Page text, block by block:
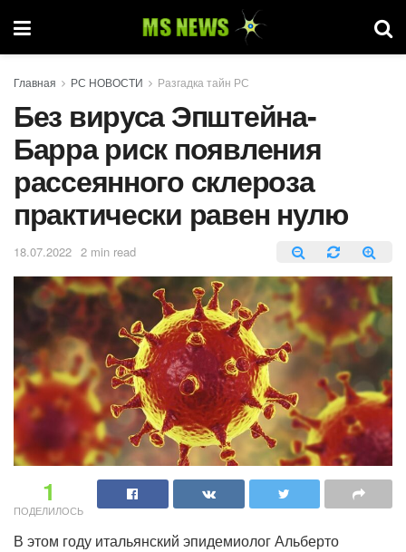
Главная РС НОВОСТИ Разгадка тайн РС
Без вируса Эпштейна-
Барра риск появления
рассеянного склероза
практически равен нулю
18.07.2022 2 min read
1
ПОДЕЛИЛОСЬ
В этом году итальянский эпидемиолог Альберто